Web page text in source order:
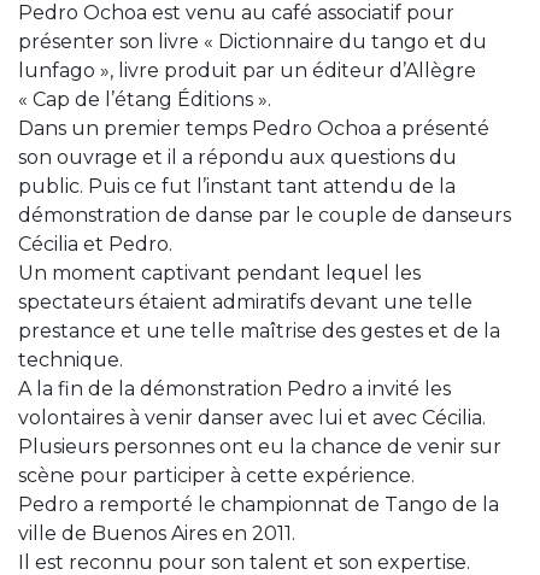
Pedro Ochoa est venu au café associatif pour
présenter son livre « Dictionnaire du tango et du
lunfago », livre produit par un éditeur d’Allègre
« Cap de l’étang Éditions ».
Dans un premier temps Pedro Ochoa a présenté
son ouvrage et il a répondu aux questions du
public. Puis ce fut l’instant tant attendu de la
démonstration de danse par le couple de danseurs
Cécilia et Pedro.
Un moment captivant pendant lequel les
spectateurs étaient admiratifs devant une telle
prestance et une telle maîtrise des gestes et de la
technique.
A la fin de la démonstration Pedro a invité les
volontaires à venir danser avec lui et avec Cécilia.
Plusieurs personnes ont eu la chance de venir sur
scène pour participer à cette expérience.
Pedro a remporté le championnat de Tango de la
ville de Buenos Aires en 2011.
Il est reconnu pour son talent et son expertise.